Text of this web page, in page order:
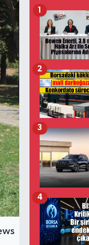
1
2
3
4